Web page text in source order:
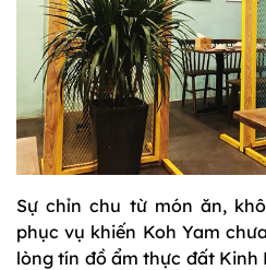
Sự chỉn chu từ món ăn,
phục vụ khiến Koh Yam
lòng tín đồ ẩm thực đất Kinh